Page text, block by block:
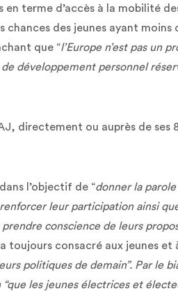
terme d’accès à la mobilité des
des jeunes ayant moins
que “l’Europe n’est pas un
développement personnel
directement ou auprès de
l’objectif de “donner la
leur participation ainsi
conscience de leurs
toujours consacré aux jeunes et
politiques de demain”. Par le
les jeunes électrices et